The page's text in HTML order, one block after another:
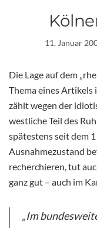
11. Januar
Die Lage auf dem
Thema eines Artikels
zählt wegen der
westliche Teil des
spätestens seit dem
Ausnahmezustand
recherchieren, tut
ganz gut – auch im
„Im